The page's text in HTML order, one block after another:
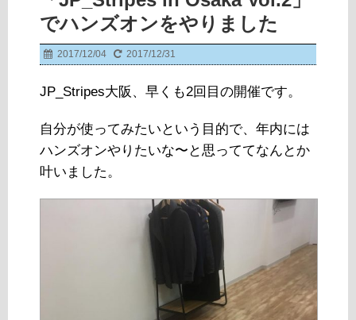
でハンズオンをやりました
2017/12/04 2017/12/31
JP_Stripes大阪、早くも2回目の開催です。
自分が使ってみたいという目的で、年内には
ハンズオンやりたいな〜と思っててなんとか
叶いました。